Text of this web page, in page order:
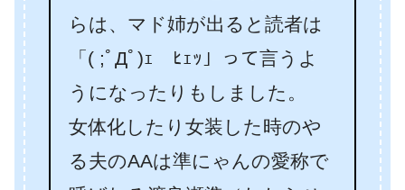
らは、マド姉が出ると読者は
「( ;ﾟДﾟ)ｪ ﾋｪｯ」って言うよ
うになったりもしました。
女体化したり女装した時のや
る夫のAAは準にゃんの愛称で